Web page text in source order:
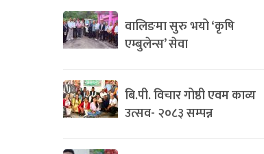
वालिङमा सुरु भयो ‘कृषि
एम्बुलेन्स’ सेवा
बि.पी. विचार गोष्ठी एवम काव्य
उत्सव- २०८३ सम्पन्न